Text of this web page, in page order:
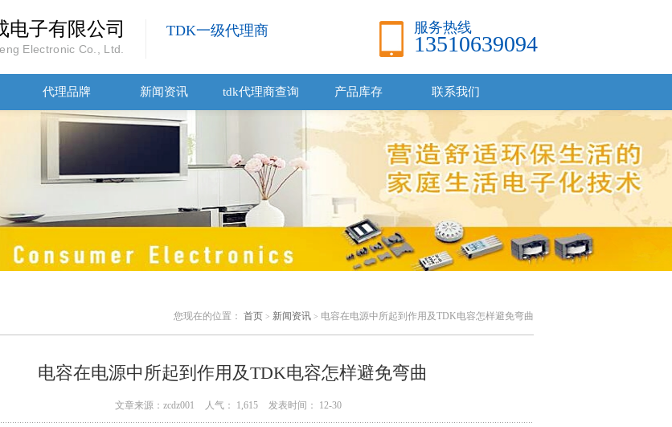
电子有限公司
Electronic Co., Ltd.
TDK一级代理商 服务热线
13510639094
代理品牌 新闻资讯 tdk代理商查询 产品库存 联系我们
您现在的位置： 首页 > 新闻资讯 > 电容在电源中所起到作用及TDK电容怎样避免弯曲
电容在电源中所起到作用及TDK电容怎样避免弯曲
文章来源：zcdz001 人气： 1,615 发表时间： 12-30